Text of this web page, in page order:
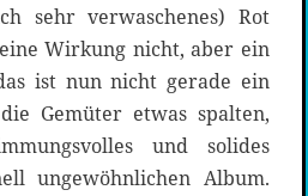
sehr verwaschenes) Rot
Wirkung nicht, aber ein
ist nun nicht gerade ein
Gemüter etwas spalten,
und solides
ungewöhnlichen Album.